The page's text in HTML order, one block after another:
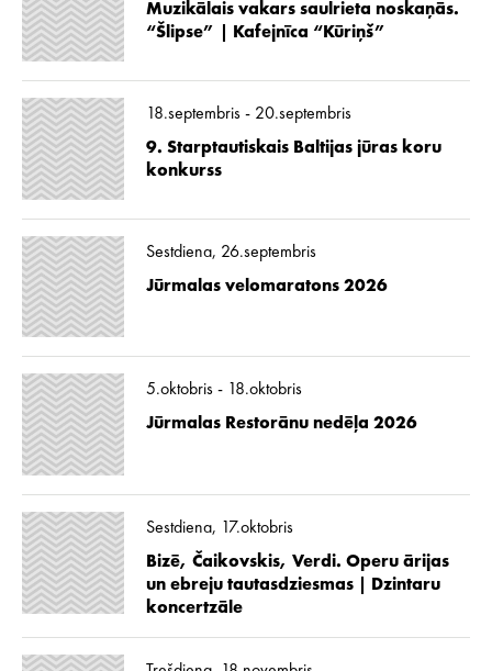
Muzikālais vakars saulrieta noskaņās.
“Šlipse” | Kafejnīca “Kūriņš”
18.septembris - 20.septembris
9. Starptautiskais Baltijas jūras koru
konkurss
Sestdiena, 26.septembris
Jūrmalas velomaratons 2026
5.oktobris - 18.oktobris
Jūrmalas Restorānu nedēļa 2026
Sestdiena, 17.oktobris
Bizē, Čaikovskis, Verdi. Operu ārijas
un ebreju tautasdziesmas | Dzintaru
koncertzāle